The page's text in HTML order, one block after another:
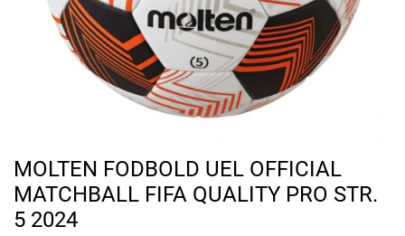
MOLTEN FODBOLD UEL OFFICIAL
MATCHBALL FIFA QUALITY PRO STR.
5 2024